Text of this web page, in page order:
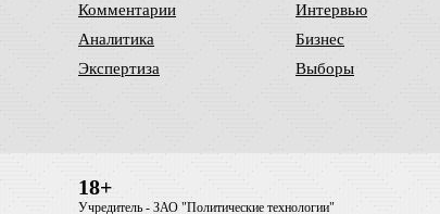
Комментарии
Аналитика
Экспертиза
Интервью
Бизнес
Выборы
18+
Учредитель - ЗАО "Политические технологии"